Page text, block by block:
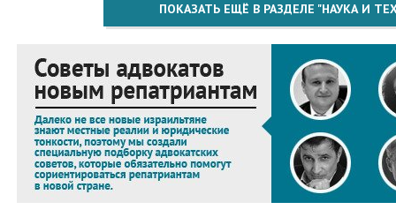
ПОКАЗАТЬ ЕЩЁ В РАЗДЕЛЕ "НАУКА И